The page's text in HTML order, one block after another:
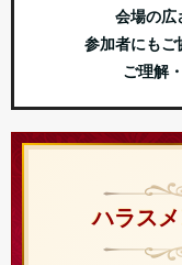
会場の広
参加者にもご
ご理解
ハラス